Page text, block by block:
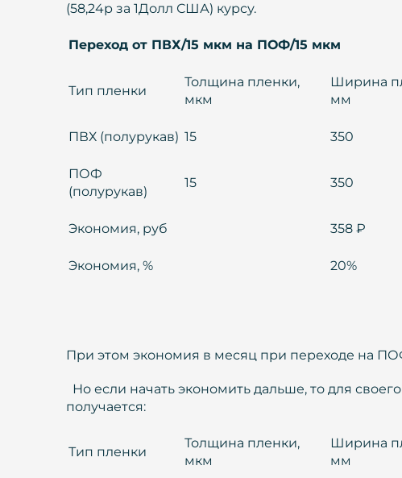
(58,24р за 1Долл США) курсу.
Переход от ПВХ/15 мкм на ПОФ/15 мкм
Тип пленки
Толщина пленки,
мкм
Ширина
мм
ПВХ (полурукав) 15 350
ПОФ
(полурукав)
15 350
Экономия, руб 358 ₽
Экономия, % 20%
При этом экономия в месяц при переходе на
Но если начать экономить дальше, то для
получается:
Тип пленки
Толщина пленки,
мкм
Ширина
мм